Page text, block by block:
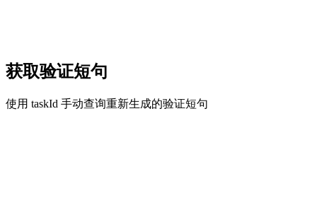
获取验证短句
使用 taskId 手动查询重新生成的验证短句